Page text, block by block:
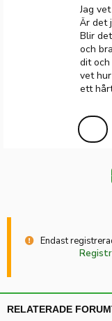
Jag
Är det
Blir
och
dit
vet
ett
Endast
RELATERADE